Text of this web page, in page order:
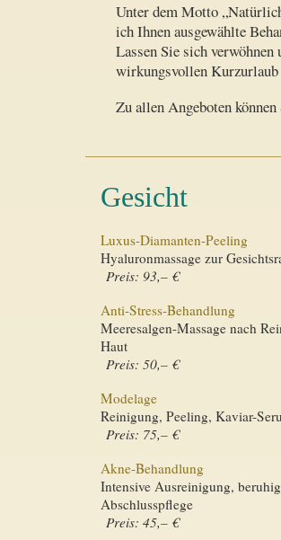
Unter dem Motto
ich Ihnen ausgewählte
Lassen Sie sich ver­wöh­nen
wirkungsvollen
Zu allen Angeboten
Gesicht
Luxus-Diamanten-Peeling
Hyaluronmassage zur
Preis: 93,– €
Anti-Stress-Behandlung
Meeresalgen-Massage nach
Haut
Preis: 50,– €
Modelage
Reinigung, Peeling, Kaviar-
Preis: 75,– €
Akne-Behandlung
Intensive Ausreinigung,
Abschlusspflege
Preis: 45,– €